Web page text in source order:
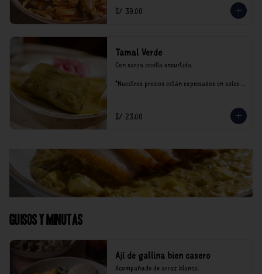
S/ 39.00
Tamal Verde
Con sarza criolla encurtida.
*Nuestros precios están expresados en soles e
S/ 23.00
Guisos y Minutas
Ají de gallina bien casero
Acompañado de arroz blanco.